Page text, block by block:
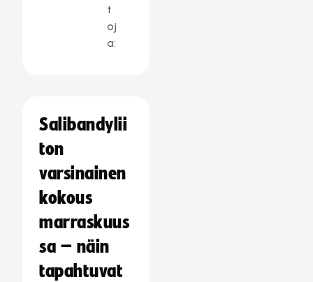
t
oj
a:
Salibandylii
ton
varsinainen
kokous
marraskuus
sa – näin
tapahtuvat